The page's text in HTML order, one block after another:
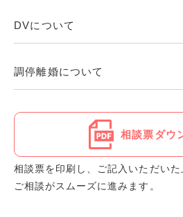
DVについて
調停離婚について
相談票ダウ
相談票を印刷し、ご記入いただいた
ご相談がスムーズに進みます。